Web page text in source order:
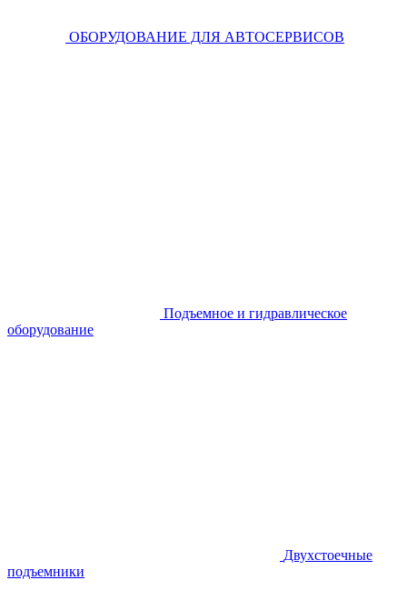
ОБОРУДОВАНИЕ ДЛЯ АВТОСЕРВИСОВ
Подъемное и гидравлическое
оборудование
Двухстоечные
подъемники